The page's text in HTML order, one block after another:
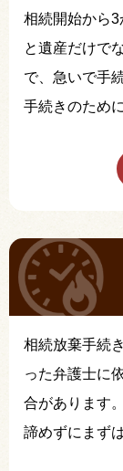
相続開始から
と遺産だけで
で、急いで手
手続きのため
相続放棄手続
った弁護士に
合があります
諦めずにまず